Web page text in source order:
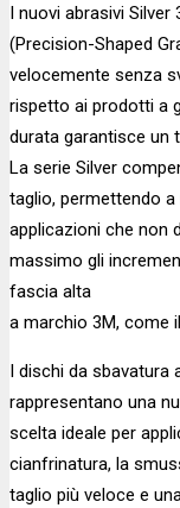
I nuovi abrasivi Silver
(Precision-Shaped
velocemente senza
rispetto ai prodotti a
durata garantisce un
La serie Silver
taglio, permettendo
applicazioni che non
massimo gli
fascia alta
a marchio 3M, come
I dischi da sbavatura
rappresentano una
scelta ideale per
cianfrinatura, la
taglio più veloce e